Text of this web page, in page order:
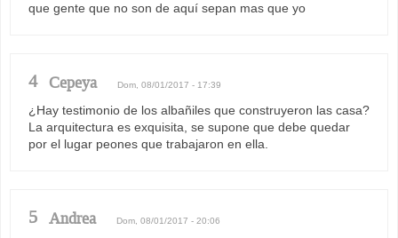
que gente que no son de aquí sepan mas que yo
4 Cepeya Dom, 08/01/2017 - 17:39
¿Hay testimonio de los albañiles que construyeron las casa?
La arquitectura es exquisita, se supone que debe quedar
por el lugar peones que trabajaron en ella.
5 Andrea Dom, 08/01/2017 - 20:06